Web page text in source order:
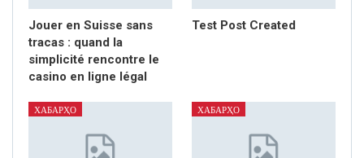
Jouer en Suisse sans
tracas : quand la
simplicité rencontre le
casino en ligne légal
Test Post Created
ХАБАРҲО ХАБАРҲО